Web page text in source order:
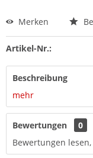
Merken
Artikel-Nr.:
Beschreibung
mehr
Bewertungen
0
Bewertungen